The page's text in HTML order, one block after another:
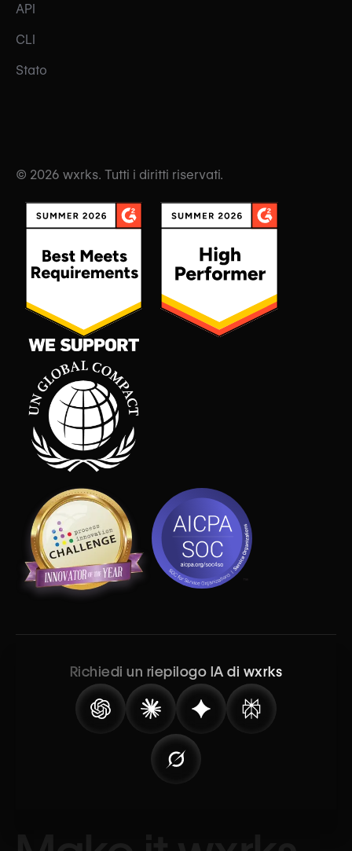
API
CLI
Stato
© 2026 wxrks. Tutti i diritti riservati.
Richiedi un riepilogo IA di wxrks